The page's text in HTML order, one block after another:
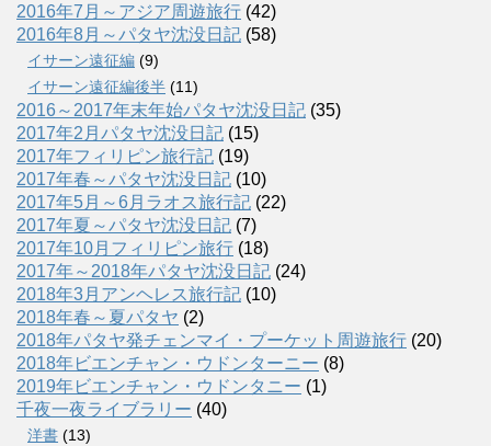
2016年7月～アジア周遊旅行 (42)
2016年8月～パタヤ沈没日記 (58)
イサーン遠征編 (9)
イサーン遠征編後半 (11)
2016～2017年末年始パタヤ沈没日記 (35)
2017年2月パタヤ沈没日記 (15)
2017年フィリピン旅行記 (19)
2017年春～パタヤ沈没日記 (10)
2017年5月～6月ラオス旅行記 (22)
2017年夏～パタヤ沈没日記 (7)
2017年10月フィリピン旅行 (18)
2017年～2018年パタヤ沈没日記 (24)
2018年3月アンヘレス旅行記 (10)
2018年春～夏パタヤ (2)
2018年パタヤ発チェンマイ・プーケット周遊旅行 (20)
2018年ビエンチャン・ウドンターニー (8)
2019年ビエンチャン・ウドンタニー (1)
千夜一夜ライブラリー (40)
洋書 (13)